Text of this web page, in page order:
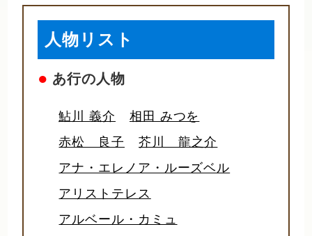
タビュー
人物リスト
● あ行の人物
鮎川 義介
相田 みつを
赤松 良子
芥川 龍之介
アナ・エレノア・ルーズベル
アリストテレス
アルベール・カミュ